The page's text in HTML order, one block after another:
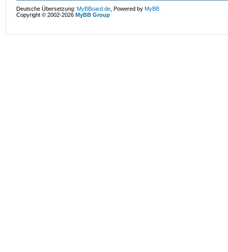
Deutsche Übersetzung:MyBBoard.de , Powered byMyBB
Copyright © 2002-2026MyBB Group